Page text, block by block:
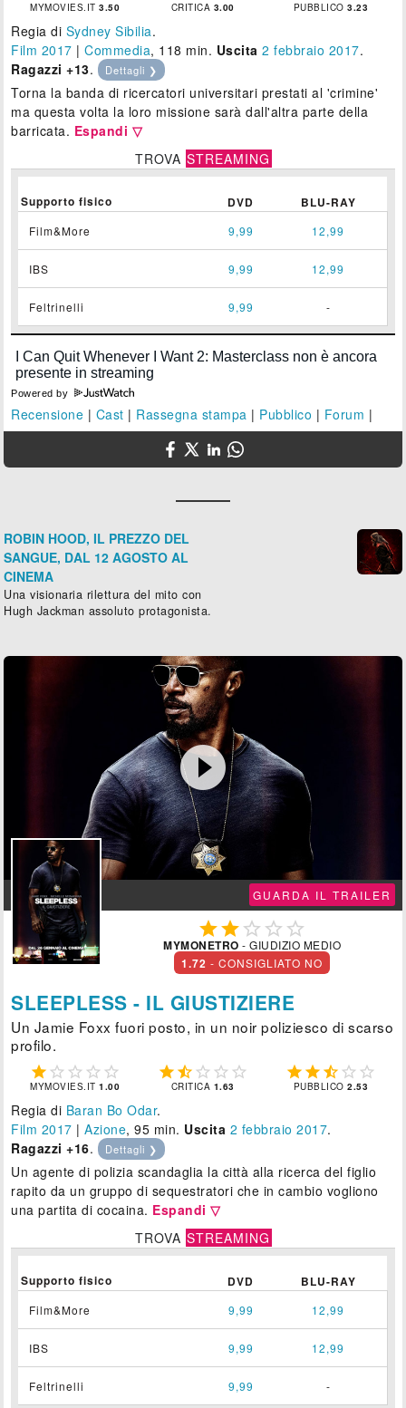
MYMOVIES.IT3.50 CRITICA 3.00 PUBBLICO3.23
Regia di Sydney Sibilia.
Film 2017 |Commedia, 118 min. Uscita 2 febbraio 2017.
Ragazzi +13. Dettagli ❯
Torna la banda di ricercatori universitari prestati al 'crimine'
ma questa volta la loro missione sarà dall'altra parte della
barricata. Espandi ▽
TROVA STREAMING
Supporto fisico DVD BLU-RAY
Film&More 9,99 12,99
IBS 9,99 12,99
Feltrinelli 9,99 -
Powered by
Recensione | Cast | Rassegna stampa | Pubblico | Forum |
ROBIN HOOD, IL PREZZO DEL
SANGUE, DAL 12 AGOSTO AL
CINEMA
Una visionaria rilettura del mito con
Hugh Jackman assoluto protagonista.

GUARDA IL TRAILER
   
MYMONETRO - GIUDIZIO MEDIO
1.72 - CONSIGLIATO NO
SLEEPLESS - IL GIUSTIZIERE
Un Jamie Foxx fuori posto, in un noir poliziesco di scarso
profilo.
    
MYMOVIES.IT1.00
    
CRITICA 1.63
    
PUBBLICO2.53
Regia di Baran Bo Odar.
Film 2017 |Azione, 95 min. Uscita 2 febbraio 2017.
Ragazzi +16. Dettagli ❯
Un agente di polizia scandaglia la città alla ricerca del figlio
rapito da un gruppo di sequestratori che in cambio vogliono
una partita di cocaina. Espandi ▽
TROVA STREAMING
Supporto fisico DVD BLU-RAY
Film&More 9,99 12,99
IBS 9,99 12,99
Feltrinelli 9,99 -